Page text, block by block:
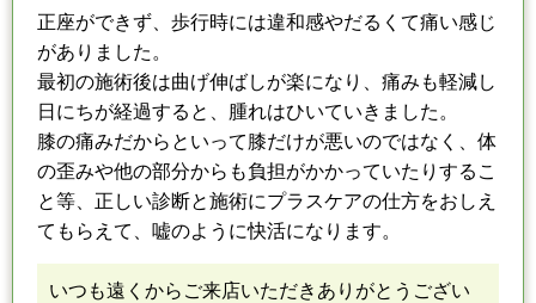
正座ができず、歩行時には違和感やだる くて痛い感じ
がありました。
最初の施術後は曲げ伸ばしが楽になり、痛みも軽減し
日にちが経過すると、腫れはひいていきました 。
膝の痛みだからといって膝だけが悪いのではなく、 体
の歪みや他の部分からも負担がかかっていたりするこ
と等、正しい診断と施術にプラスケアの仕方をおしえ
てもらえて、嘘のように快活になります。
いつも遠くからご来店いただきありがとうござい